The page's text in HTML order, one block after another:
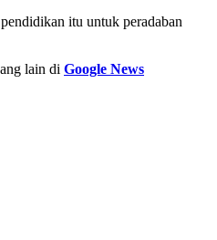
itu untuk peradaban
lain di Google News